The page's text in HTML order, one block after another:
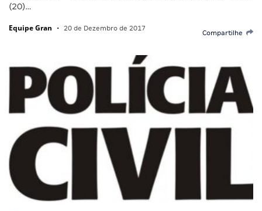
(20)…
Equipe Gran • 20 de Dezembro de 2017
Compartilhe